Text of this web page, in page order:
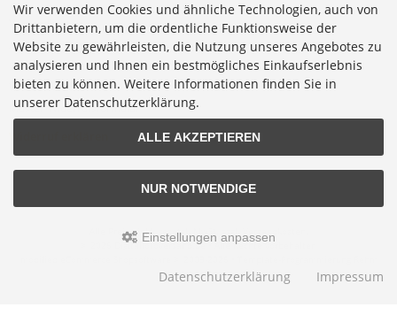
Versandkosten
Alternative Bestellwege
Sicher Einkaufen
Widerrufsrecht
Muster-Widerrufsformular
Alle Preise inkl. gesetzl. MwSt. zzgl.
© 2026 Digitalfotoversand.de • Alle Rechte vorbehalten
Webdesign
Wir verwenden Cookies und ähnliche Technologien, auch von
Drittanbietern, um die ordentliche Funktionsweise der
Website zu gewährleisten, die Nutzung unseres Angebotes zu
analysieren und Ihnen ein bestmögliches Einkaufserlebnis
bieten zu können. Weitere Informationen finden Sie in
unserer Datenschutzerklärung.
ALLE AKZEPTIEREN
NUR NOTWENDIGE
Einstellungen anpassen
Datenschutzerklärung Impressum